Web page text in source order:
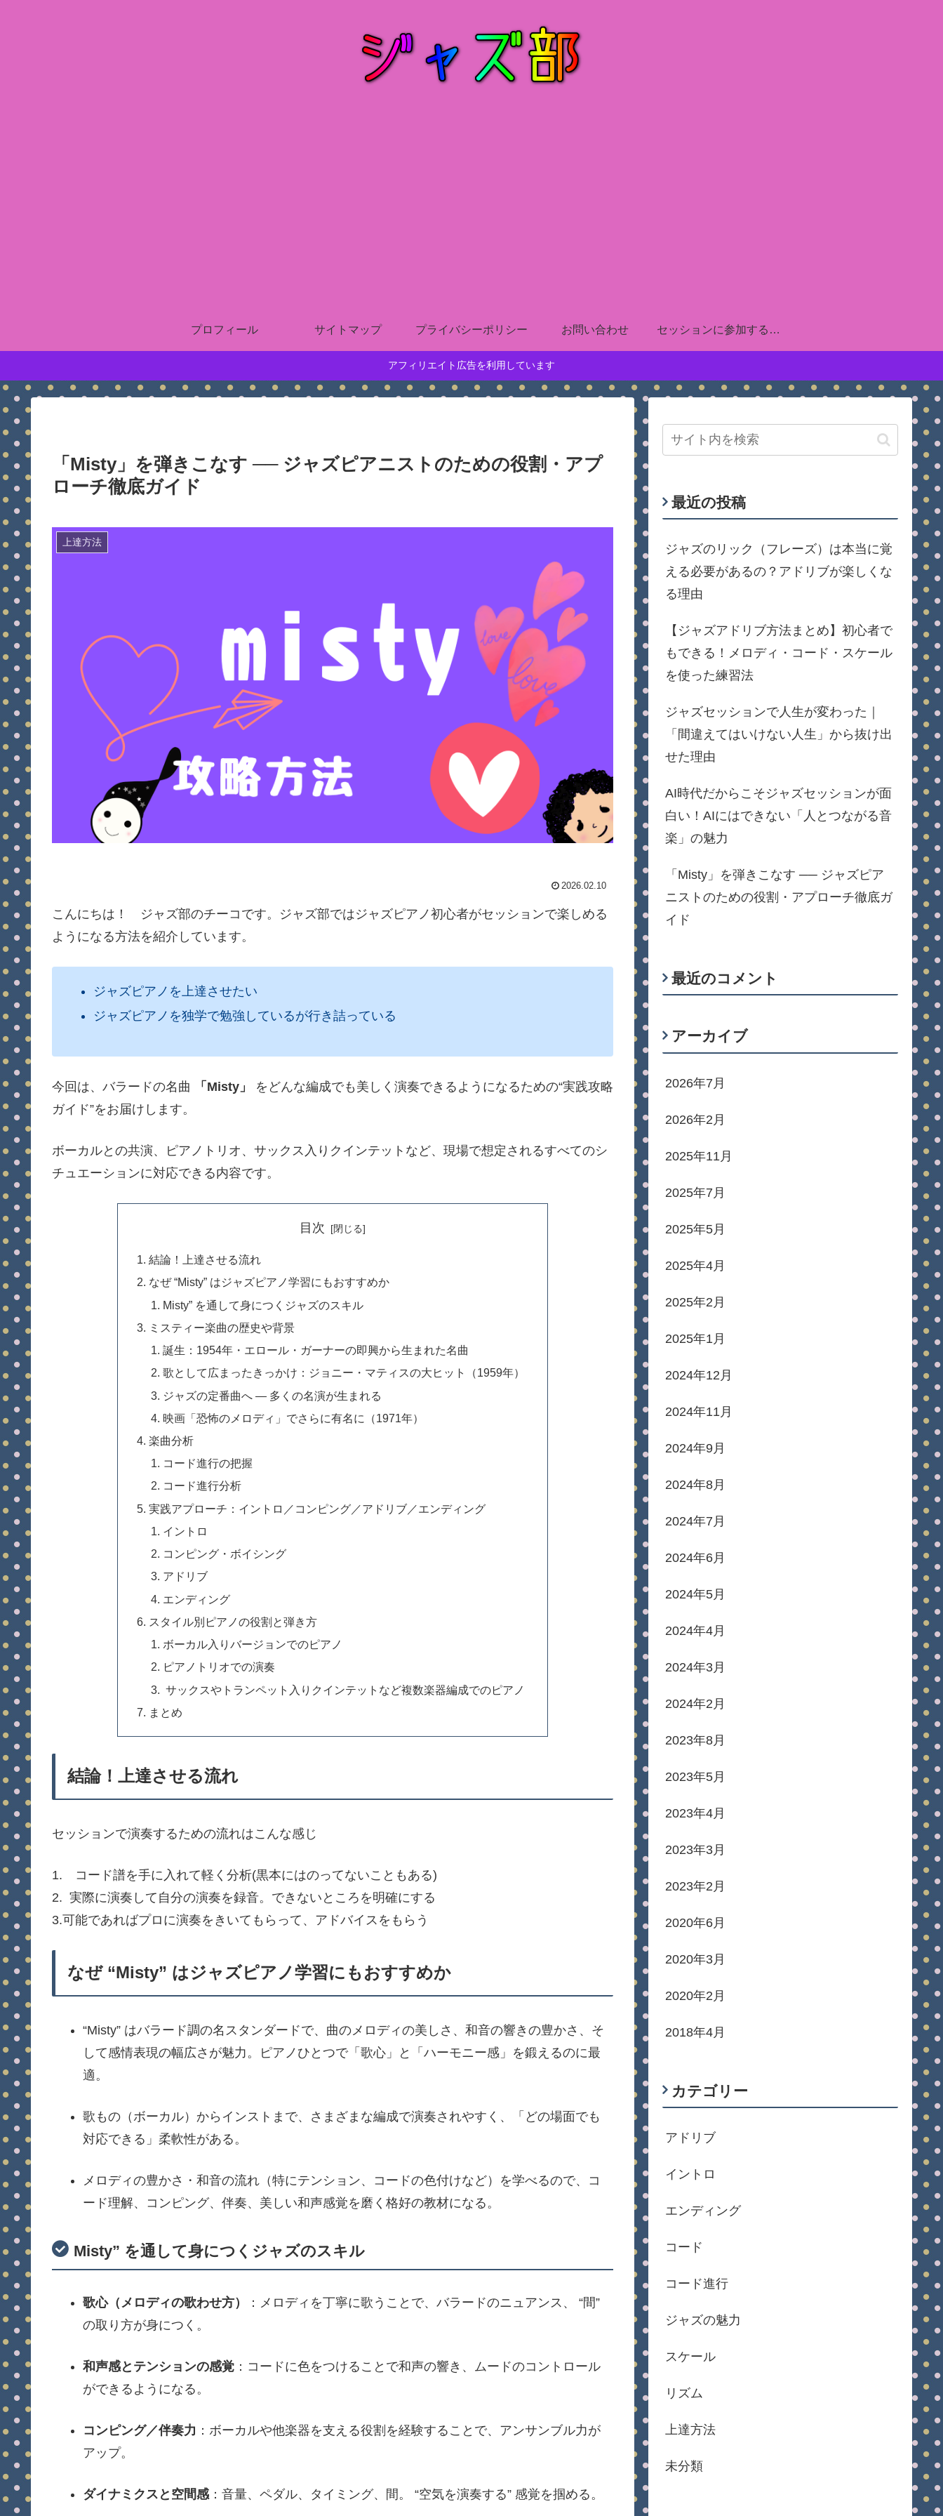
プロフィール サイトマップ プライバシーポリシー お問い合わせ セッションに参加する方法を解説！ジャズピアノ初心者が楽しむために知っておくマナーや技量、練習方法について詳しくまとめました
アフィリエイト広告を利用しています
「Misty」を弾きこなす ── ジャズピアニストのための役割・アプ
ローチ徹底ガイド
上達方法
2026.02.10
こんにちは！ ジャズ部のチーコです。ジャズ部ではジャズピアノ初心者がセッションで楽しめる
ようになる方法を紹介しています。
ジャズピアノを上達させたい
ジャズピアノを独学で勉強しているが行き詰っている
今回は、バラードの名曲 「Misty」
をどんな編成でも美しく演奏できるようになるための“実践攻略
ガイド”をお届けします。
ボーカルとの共演、ピアノトリオ、サックス入りクインテットなど、現場で想定されるすべてのシ
チュエーションに対応できる内容です。
目次
結論！上達させる流れ
なぜ “Misty” はジャズピアノ学習にもおすすめか
Misty” を通して身につくジャズのスキル
ミスティー楽曲の歴史や背景
誕生：1954年・エロール・ガーナーの即興から生まれた名曲
歌として広まったきっかけ：ジョニー・マティスの大ヒット（1959年）
ジャズの定番曲へ — 多くの名演が生まれる
映画「恐怖のメロディ」でさらに有名に（1971年）
楽曲分析
コード進行の把握
コード進行分析
実践アプローチ：イントロ／コンピング／アドリブ／エンディング
イントロ
コンピング・ボイシング
アドリブ
エンディング
スタイル別ピアノの役割と弾き方
ボーカル入りバージョンでのピアノ
ピアノトリオでの演奏
サックスやトランペット入りクインテットなど複数楽器編成でのピアノ
まとめ
結論！上達させる流れ
セッションで演奏するための流れはこんな感じ
1. コード譜を手に入れて軽く分析(黒本にはのってないこともある)
2. 実際に演奏して自分の演奏を録音。できないところを明確にする
3.可能であればプロに演奏をきいてもらって、アドバイスをもらう
なぜ “Misty” はジャズピアノ学習にもおすすめか
“Misty” はバラード調の名スタンダードで、曲のメロディの美しさ、和音の響きの豊かさ、そ
して感情表現の幅広さが魅力。ピアノひとつで「歌心」と「ハーモニー感」を鍛えるのに最
適。
歌もの（ボーカル）からインストまで、さまざまな編成で演奏されやすく、「どの場面でも
対応できる」柔軟性がある。
メロディの豊かさ・和音の流れ（特にテンション、コードの色付けなど）を学べるので、コ
ード理解、コンピング、伴奏、美しい和声感覚を磨く格好の教材になる。
Misty” を通して身につくジャズのスキル
歌心（メロディの歌わせ方）
：メロディを丁寧に歌うことで、バラードのニュアンス、 “間”
の取り方が身につく。
和声感とテンションの感覚：コードに色をつけることで和声の響き、ムードのコントロール
ができるようになる。
コンピング／伴奏力 ：ボーカルや他楽器を支える役割を経験することで、アンサンブル力が
アップ。
ダイナミクスと空間感：音量、ペダル、タイミング、間。 “空気を演奏する” 感覚を掴める。
最近の投稿
ジャズのリック（フレーズ）は本当に覚
える必要があるの？アドリブが楽しくな
る理由
【ジャズアドリブ方法まとめ】初心者で
もできる！メロディ・コード・スケール
を使った練習法
ジャズセッションで人生が変わった｜
「間違えてはいけない人生」から抜け出
せた理由
AI時代だからこそジャズセッションが面
白い！AIにはできない「人とつながる音
楽」の魅力
「Misty」を弾きこなす ── ジャズピア
ニストのための役割・アプローチ徹底ガ
イド
最近のコメント
アーカイブ
2026年7月
2026年2月
2025年11月
2025年7月
2025年5月
2025年4月
2025年2月
2025年1月
2024年12月
2024年11月
2024年9月
2024年8月
2024年7月
2024年6月
2024年5月
2024年4月
2024年3月
2024年2月
2023年8月
2023年5月
2023年4月
2023年3月
2023年2月
2020年6月
2020年3月
2020年2月
2018年4月
カテゴリー
アドリブ
イントロ
エンディング
コード
コード進行
ジャズの魅力
スケール
リズム
上達方法
未分類